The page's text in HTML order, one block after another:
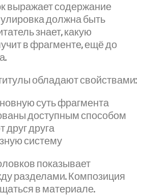
выражает содержание
должна быть
знает, какую
в фрагменте, ещё до
обладают свойствами:
суть фрагмента
доступным способом
друг друга
систему
показывает
разделами. Композиция
в материале.